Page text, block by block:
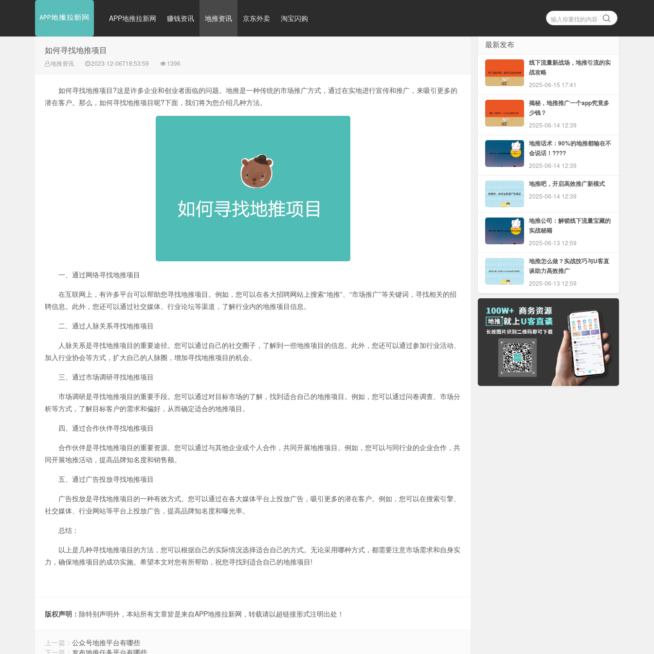
APP地推拉新网 赚钱资讯 地推资讯 京东外卖 淘宝闪购
如何寻找地推项目
地推资讯 2023-12-06T18:53:59 1396
如何寻找地推项目?这是许多企业和创业者面临的问题。地推是一种传统的市场推广方式，通过在实地进行宣传和推广，来吸引更多的
潜在客户。那么，如何寻找地推项目呢?下面，我们将为您介绍几种方法。
一、通过网络寻找地推项目
在互联网上，有许多平台可以帮助您寻找地推项目。例如，您可以在各大招聘网站上搜索“地推”、“市场推广”等关键词，寻找相关的招
聘信息。此外，您还可以通过社交媒体、行业论坛等渠道，了解行业内的地推项目信息。
二、通过人脉关系寻找地推项目
人脉关系是寻找地推项目的重要途径。您可以通过自己的社交圈子，了解到一些地推项目的信息。此外，您还可以通过参加行业活动、
加入行业协会等方式，扩大自己的人脉圈，增加寻找地推项目的机会。
三、通过市场调研寻找地推项目
市场调研是寻找地推项目的重要手段。您可以通过对目标市场的了解，找到适合自己的地推项目。例如，您可以通过问卷调查、市场分
析等方式，了解目标客户的需求和偏好，从而确定适合的地推项目。
四、通过合作伙伴寻找地推项目
合作伙伴是寻找地推项目的重要资源。您可以通过与其他企业或个人合作，共同开展地推项目。例如，您可以与同行业的企业合作，共
同开展地推活动，提高品牌知名度和销售额。
五、通过广告投放寻找地推项目
广告投放是寻找地推项目的一种有效方式。您可以通过在各大媒体平台上投放广告，吸引更多的潜在客户。例如，您可以在搜索引擎、
社交媒体、行业网站等平台上投放广告，提高品牌知名度和曝光率。
总结：
以上是几种寻找地推项目的方法，您可以根据自己的实际情况选择适合自己的方式。无论采用哪种方式，都需要注意市场需求和自身实
力，确保地推项目的成功实施。希望本文对您有所帮助，祝您寻找到适合自己的地推项目!
版权声明： 除特别声明外，本站所有文章皆是来自APP地推拉新网，转载请以超链接形式注明出处！
上一篇： 公众号地推平台有哪些
下一篇： 发布地推任务平台有哪些
最新发布
线下流量新战场，地推引流的实
战攻略
2025-06-15 17:41
揭秘，地推推广一个app究竟多
少钱？
2025-06-14 12:39
地推话术：90%的地推都输在不
会说话！????
2025-06-14 12:39
地推吧，开启高效推广新模式
2025-06-14 12:39
地推公司：解锁线下流量宝藏的
实战秘籍
2025-06-13 12:59
地推怎么做？实战技巧与U客直
谈助力高效推广
2025-06-13 12:59